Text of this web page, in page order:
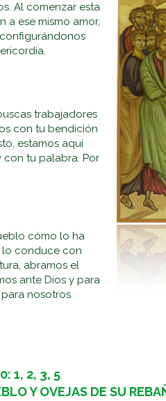
Al comenzar esta
a ese mismo amor,
trabajadores
con tu bendición
estamos aquí
con tu palabra. Por
cómo lo ha
conduce con
abramos el
ante Dios y para
nosotros.
1, 2, 3, 5
Y OVEJAS DE SU